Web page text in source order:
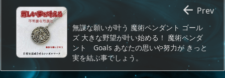
無謀な願いが叶う 魔術ペンダント ゴール
ズ 大きな野望が叶い始める！ 魔術ペンダ
ント Goals あなたの思いや努力が きっと
実を結ぶ事でしょう。
 Prev